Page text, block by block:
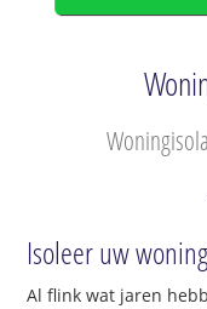
Isoleer uw
Al flink wat jaren